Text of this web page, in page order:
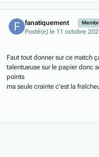
fanatiquement
Posté(e) le 11 octobre
Faut tout donner sur ce match
talentueuse sur le papier donc
points
ma seule crainte c’est la